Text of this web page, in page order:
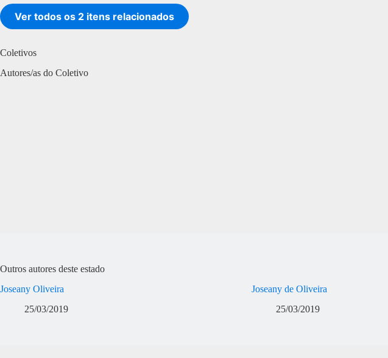
Ver todos os 2 itens relacionados
Coletivos
Autores/as do Coletivo
Outros autores deste estado
Joseany Oliveira
25/03/2019
Joseany de Oliveira
25/03/2019